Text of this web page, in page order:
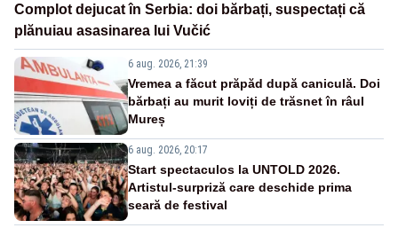
Complot dejucat în Serbia: doi bărbați, suspectați că
plănuiau asasinarea lui Vučić
6 aug. 2026, 21:39
Vremea a făcut prăpăd după caniculă. Doi
bărbați au murit loviți de trăsnet în râul
Mureș
6 aug. 2026, 20:17
Start spectaculos la UNTOLD 2026.
Artistul-surpriză care deschide prima
seară de festival